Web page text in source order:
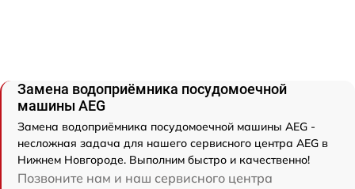
Замена водоприёмника посудомоечной
машины AEG
Замена водоприёмника посудомоечной машины AEG -
несложная задача для нашего сервисного центра AEG в
Нижнем Новгороде. Выполним быстро и качественно!
Позвоните нам и наш сервисного центра